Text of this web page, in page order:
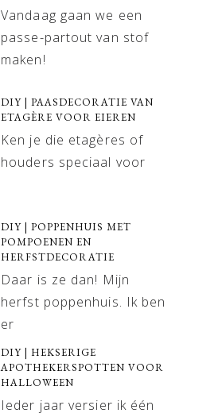
Vandaag gaan we een
passe-partout van stof
maken!
DIY | PAASDECORATIE VAN
ETAGÈRE VOOR EIEREN
Ken je die etagères of
houders speciaal voor
DIY | POPPENHUIS MET
POMPOENEN EN
HERFSTDECORATIE
Daar is ze dan! Mijn
herfst poppenhuis. Ik ben
er
DIY | HEKSERIGE
APOTHEKERSPOTTEN VOOR
HALLOWEEN
Ieder jaar versier ik één